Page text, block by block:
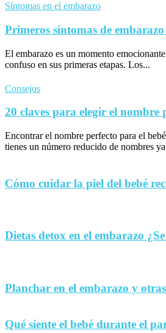
Síntomas en el embarazo
Primeros síntomas de
El embarazo es un momento
confuso en sus primeras etapas. Los...
Consejos
20 claves para elegir el nombre
Encontrar el nombre perfecto para el
tienes un número reducido de nombres
Cómo cuidar la piel del bebé
Dietas detox en el embarazo
Planchar en el embarazo y
Qué siente el bebé durante el